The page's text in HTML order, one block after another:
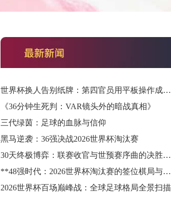
世界杯换人告别纸牌：第四官员用平板操作成新规
《36分钟生死判：VAR镜头外的暗战真相》
三代绿茵：足球的血脉与信仰
黑马逆袭：36强决战2026世界杯淘汰赛
30天终极博弈：联赛收官与世预赛序曲的决胜交汇
**48强时代：2026世界杯淘汰赛的签位棋局与战略推演**
2026世界杯百场巅峰战：全球足球格局全景扫描